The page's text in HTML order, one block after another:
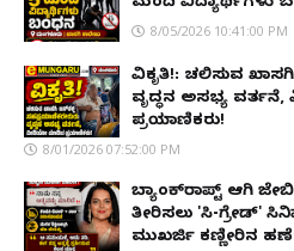
8/05/2026 10:41:00 PM
ವಿಕೃತಿ!: ಚಲಿಸುವ
ವೃದ್ಧನ ಅಸಭ್ಯ
ಪ್ರಯಾಣಿಕರು!
8/01/2026 07:52:00 PM
ಬ್ಯಾಂಕ್‌ರಾಪ್ಟ್‌ ಆಗಿ
ತೀರಿಸಲು 'ಸಿ-ಗ್ರೇಡ್'
ಮುಖರ್ಜಿ ಕಣ್ಣೀರಿನ